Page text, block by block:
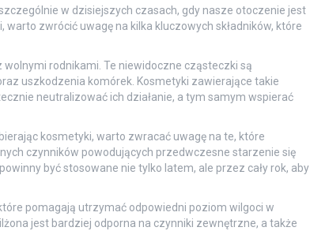
w dzisiejszych czasach, gdy nasze otoczenie jest
zwrócić uwagę na kilka kluczowych składników, które
rodnikami. Te niewidoczne cząsteczki są
uszkodzenia komórek. Kosmetyki zawierające takie
neutralizować ich działanie, a tym samym wspierać
kosmetyki, warto zwracać uwagę na te, które
czynników powodujących przedwczesne starzenie się
być stosowane nie tylko latem, ale przez cały rok, aby
które pomagają utrzymać odpowiedni poziom wilgoci w
jest bardziej odporna na czynniki zewnętrzne, a także